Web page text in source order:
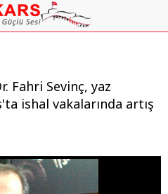
Fahri Sevinç, yaz
ishal vakalarında artış